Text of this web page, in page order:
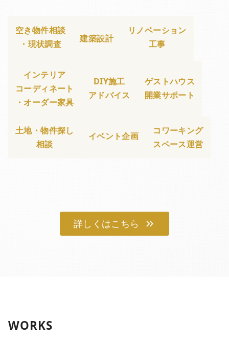
空き物件相談
・現状調査
建築設計
リノベーション
工事
インテリア
コーディネート
・オーダー家具
DIY施工
アドバイス
ゲストハウス
開業サポート
土地・物件探し
相談
イベント企画
コワーキング
スペース運営
詳しくはこちら
WORKS